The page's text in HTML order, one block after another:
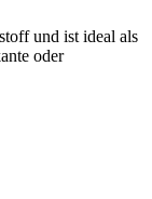
und ist ideal als
oder